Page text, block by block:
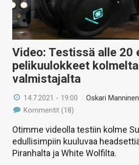
VAIHDA TEEMA
HAKU
Video: Testissä alle 20
pelikuulokkeet
valmistajalta
14.7.2021 - 19:00 /Oskari Manninen
Kommentit (18)
Otimme videolla testiin kolme
edullisimpiin kuuluvaa
Piranhalta ja White Wolfilta.